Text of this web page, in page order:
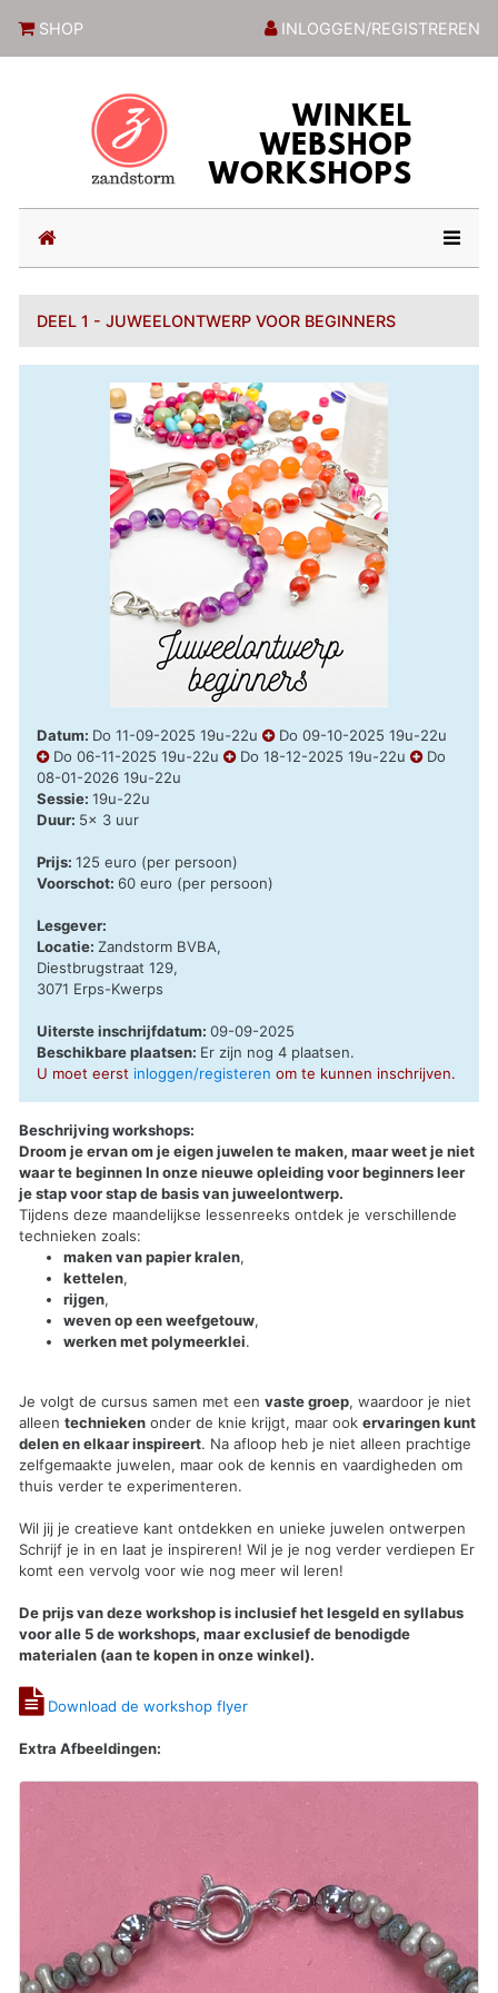
SHOP INLOGGEN/REGISTREREN
(current)
DEEL 1 - JUWEELONTWERP VOOR BEGINNERS
Datum: Do 11-09-2025 19u-22u
Do 09-10-2025 19u-22u
Do 06-11-2025 19u-22u
Do 18-12-2025 19u-22u
Do
08-01-2026 19u-22u
Sessie:19u-22u
Duur: 5x 3 uur
Prijs:125 euro (per persoon)
Voorschot:60 euro (per persoon)
Lesgever:
Locatie: Zandstorm BVBA,
Diestbrugstraat 129,
3071 Erps-Kwerps
Uiterste inschrijfdatum:09-09-2025
Beschikbare plaatsen: Er zijn nog 4 plaatsen.
U moet eerst inloggen/registeren om te kunnen inschrijven.
Beschrijving workshops:
Droom je ervan om je eigen juwelen te maken, maar weet je niet
waar te beginnen In onze nieuwe opleiding voor beginners leer
je stap voor stap de basis van juweelontwerp.
Tijdens deze maandelijkse lessenreeks ontdek je verschillende
technieken zoals:
maken van papier kralen,
kettelen,
rijgen,
weven op een weefgetouw,
werken met polymeerklei.
Je volgt de cursus samen met eenvaste groep, waardoor je niet
alleentechnieken onder de knie krijgt, maar ookervaringen kunt
delen en elkaar inspireert. Na afloop heb je niet alleen prachtige
zelfgemaakte juwelen, maar ook de kennis en vaardigheden om
thuis verder te experimenteren.
Wil jij je creatieve kant ontdekken en unieke juwelen ontwerpen
Schrijf je in en laat je inspireren! Wil je je nog verder verdiepen Er
komt een vervolg voor wie nog meer wil leren!
De prijs van deze workshop is inclusief het lesgeld en syllabus
voor alle 5 de workshops, maar exclusief de benodigde
materialen (aan te kopen in onze winkel).
Download de workshop flyer
Extra Afbeeldingen: